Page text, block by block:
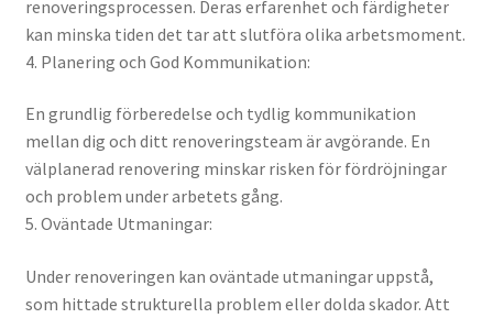
renoveringsprocessen. Deras erfarenhet och färdigheter
kan minska tiden det tar att slutföra olika arbetsmoment.
4. Planering och God Kommunikation:
En grundlig förberedelse och tydlig kommunikation
mellan dig och ditt renoveringsteam är avgörande. En
välplanerad renovering minskar risken för fördröjningar
och problem under arbetets gång.
5. Oväntade Utmaningar:
Under renoveringen kan oväntade utmaningar uppstå,
som hittade strukturella problem eller dolda skador. Att